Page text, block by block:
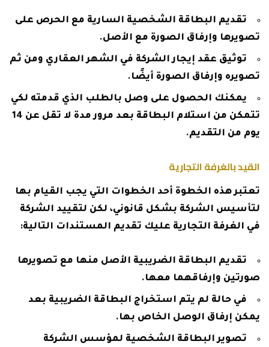
تقديم البطاقة الشخصية السارية مع الحرص على
تصويرها وإرفاق الصورة مع الأصل.
توثيق عقد إيجار الشركة في الشهر العقاري ومن ثم
تصويره وإرفاق الصورة أيضًا.
يمكنك الحصول على وصل بالطلب الذي قدمته لكي
تتمكن من استلام البطاقة بعد مرور مدة لا تقل عن 14
يوم من التقديم.
القيد بالغرفة التجارية
تعتبر هذه الخطوة أحد الخطوات التي يجب القيام بها
لتأسيس الشركة بشكل قانوني، لكن لتقييد الشركة
في الغرفة التجارية عليك تقديم المستندات التالية:
تقديم البطاقة الضريبية الأصل منها مع تصويرها
صورتين وإرفاقهما معها.
في حالة لم يتم استخراج البطاقة الضريبية بعد
يمكن إرفاق الوصل الخاص بها.
تصوير البطاقة الشخصية لمؤسس الشركة